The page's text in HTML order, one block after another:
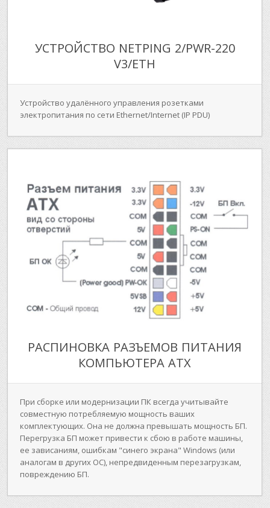
УСТРОЙСТВО NETPING 2/PWR-220
V3/ETH
Устройство удалённого управления розетками
электропитания по сети Ethernet/Internet (IP PDU)
РАСПИНОВКА РАЗЪЕМОВ ПИТАНИЯ
КОМПЬЮТЕРА ATX
При сборке или модернизации ПК всегда учитывайте
совместную потребляемую мощность ваших
комплектующих. Она не должна превышать мощность БП.
Перегрузка БП может привести к сбою в работе машины,
ее зависаниям, ошибкам "синего экрана" Windows (или
аналогам в других ОС), непредвиденным перезагрузкам,
повреждению БП.